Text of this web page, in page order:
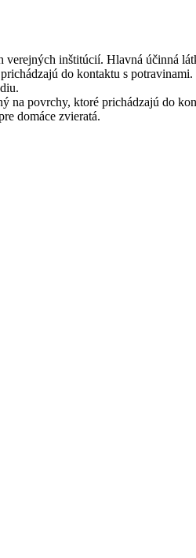
verejných inštitúcií. Hlavná účinná
do kontaktu s
povrchy, ktoré prichádzajú do
domáce zvieratá.